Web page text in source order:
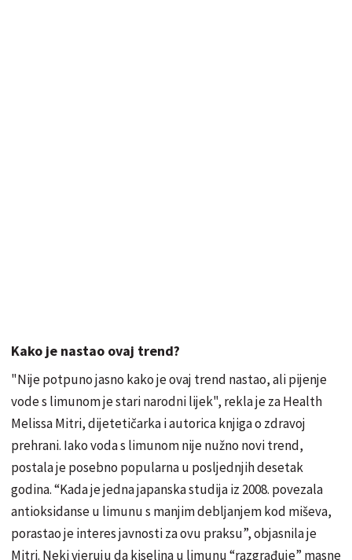
Kako je nastao ovaj trend?
"Nije potpuno jasno kako je ovaj trend nastao, ali pijenje
vode s limunom je stari narodni lijek", rekla je za Health
Melissa Mitri, dijetetičarka i autorica knjiga o zdravoj
prehrani. Iako voda s limunom nije nužno novi trend,
postala je posebno popularna u posljednjih desetak
godina. “Kada je jedna japanska studija iz 2008. povezala
antioksidanse u limunu s manjim debljanjem kod miševa,
porastao je interes javnosti za ovu praksu”, objasnila je
Mitri. Neki vjeruju da kiselina u limunu “razgrađuje” masne